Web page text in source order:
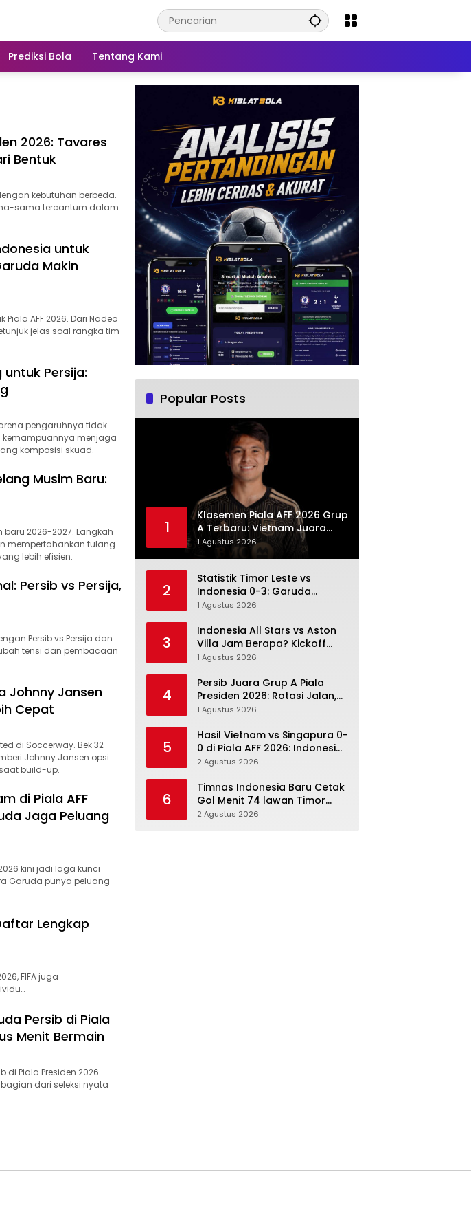
Prediksi Bola Tentang Kami
2026: Tavares
Bentuk
kebutuhan berbeda.
sama tercantum dalam
untuk
Makin
AFF 2026. Dari Nadeo
jelas soal rangka tim
Persija:
pengaruhnya tidak
kemampuannya menjaga
komposisi skuad.
Musim Baru:
2026-2027. Langkah
mempertahankan tulang
lebih efisien.
Persib vs Persija,
Persib vs Persija dan
tensi dan pembacaan
Johnny Jansen
Cepat
di Soccerway. Bek 32
Johnny Jansen opsi
build-up.
di Piala AFF
Jaga Peluang
kini jadi laga kunci
Garuda punya peluang
Lengkap
FIFA juga
Persib di Piala
Menit Bermain
Piala Presiden 2026.
dari seleksi nyata
Popular Posts
1
Klasemen Piala AFF 2026 Grup
A Terbaru: Vietnam Juara
Grup, Singapura Lolos,
Indonesia Gugur
1 Agustus 2026
2
Statistik Timor Leste vs
Indonesia 0-3: Garuda
Menang Besar Setelah
1 Agustus 2026
3
Indonesia All Stars vs Aston
Villa Jam Berapa? Kickoff
20.00 WIB dan Cara Nonton
1 Agustus 2026
4
Persib Juara Grup A Piala
Presiden 2026: Rotasi Jalan,
Tolic Punya Alasan untuk
1 Agustus 2026
5
Hasil Vietnam vs Singapura 0-
0 di Piala AFF 2026: Indonesia
Kini Punya Jalan Terbuka
2 Agustus 2026
6
Timnas Indonesia Baru Cetak
Gol Menit 74 lawan Timor
Leste: Sabar, Rotasi, lalu
2 Agustus 2026